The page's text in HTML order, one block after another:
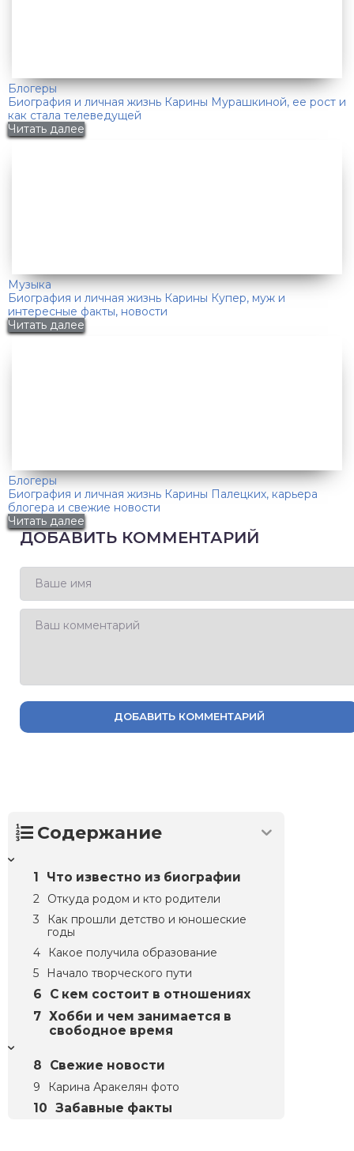
Блогеры
Биография и личная жизнь Карины Мурашкиной, ее рост и
как стала телеведущей
Читать далее
Музыка
Биография и личная жизнь Карины Купер, муж и
интересные факты, новости
Читать далее
Блогеры
Биография и личная жизнь Карины Палецких, карьера
блогера и свежие новости
Читать далее
ДОБАВИТЬ КОММЕНТАРИЙ
ДОБАВИТЬ КОММЕНТАРИЙ
Содержание
Что известно из биографии
Откуда родом и кто родители
Как прошли детство и юношеские
годы
Какое получила образование
Начало творческого пути
С кем состоит в отношениях
Хобби и чем занимается в
свободное время
Свежие новости
Карина Аракелян фото
Забавные факты